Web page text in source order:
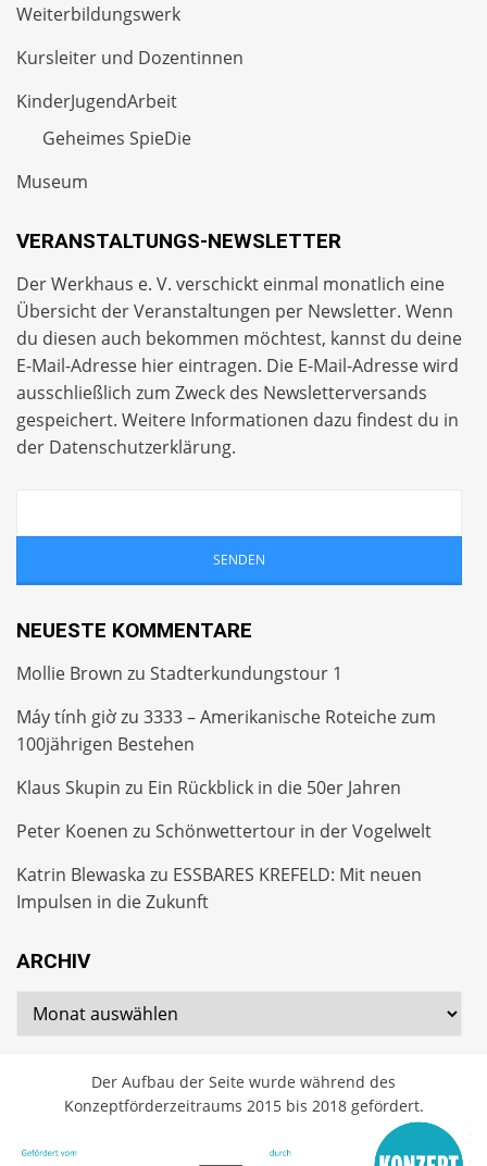
Weiterbildungswerk
Kursleiter und Dozentinnen
KinderJugendArbeit
Geheimes SpieDie
Museum
VERANSTALTUNGS-NEWSLETTER
Der Werkhaus e. V. verschickt einmal monatlich eine
Übersicht der Veranstaltungen per Newsletter. Wenn
du diesen auch bekommen möchtest, kannst du deine
E-Mail-Adresse hier eintragen. Die E-Mail-Adresse wird
ausschließlich zum Zweck des Newsletterversands
gespeichert. Weitere Informationen dazu findest du in
der Datenschutzerklärung.
NEUESTE KOMMENTARE
Mollie Brown zu Stadterkundungstour 1
Máy tính giờzu 3333 – Amerikanische Roteiche zum
100jährigen Bestehen
Klaus Skupin zu Ein Rückblick in die 50er Jahren
Peter Koenen zu Schönwettertour in der Vogelwelt
Katrin Blewaska zu ESSBARES KREFELD: Mit neuen
Impulsen in die Zukunft
ARCHIV
Archiv
Der Aufbau der Seite wurde während des
Konzeptförderzeitraums 2015 bis 2018 gefördert.